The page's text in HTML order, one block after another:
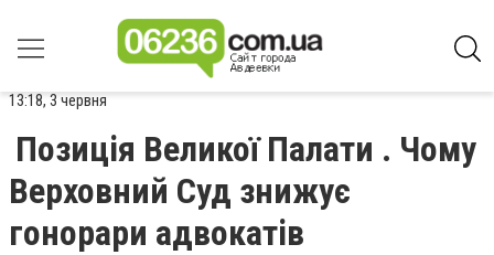
13:18, 3 червня
Позиція Великої Палати . Чому
Верховний Суд знижує
гонорари адвокатів